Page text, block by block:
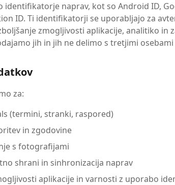
identifikatorje naprav, kot so Android ID,
ID. Ti identifikatorji se uporabljajo za
zmogljivosti aplikacije, analitiko in
jih in jih ne delimo s tretjimi
za:
(termini, stranki, raspored)
in zgodovine
s fotografijami
shrani in sinhronizacija naprav
aplikacije in varnosti z uporabo